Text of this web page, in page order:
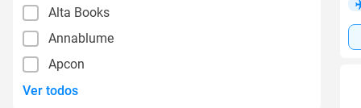
Alta Books
Annablume
Apcon
Ver todos